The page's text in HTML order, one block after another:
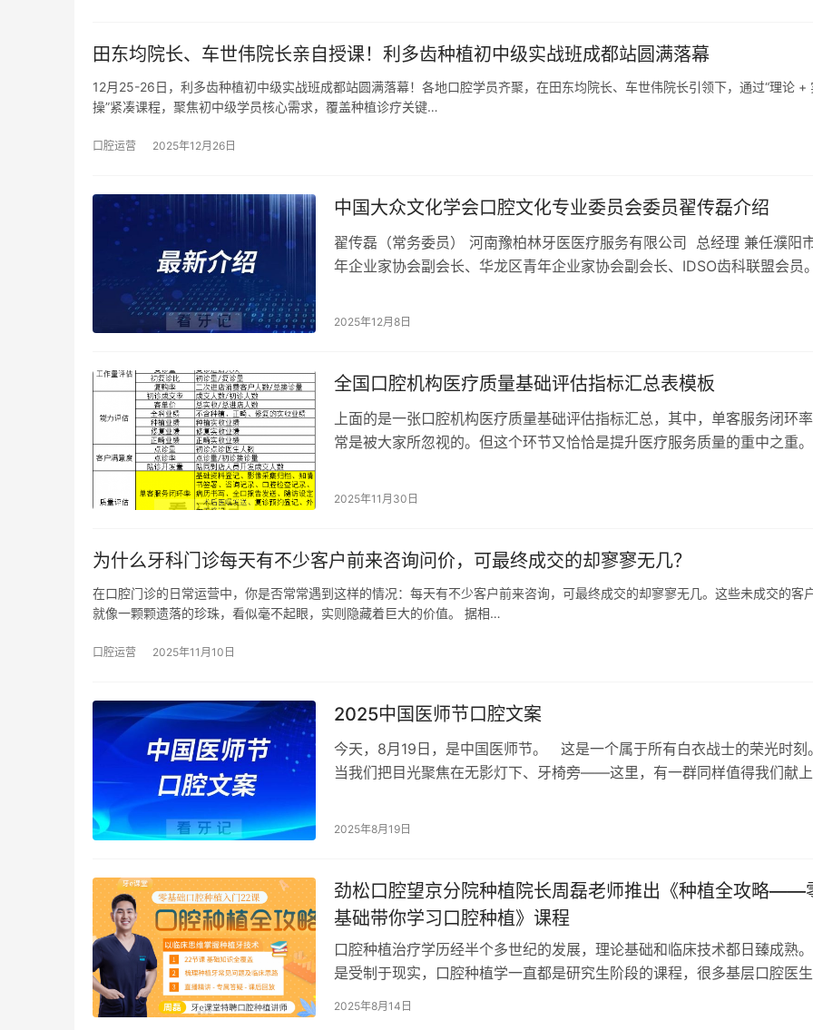
田东均院长、车世伟院长亲自授课！利多齿种植初中级实战班成都站圆满落幕
12月25-26日，利多齿种植初中级实战班成都站圆满落幕！各地口腔学员齐聚，在田东均院长、车世伟院长引领下，通过“理论 +
操”紧凑课程，聚焦初中级学员核心需求，覆盖种植诊疗关键…
口腔运营 2025年12月26日
中国大众文化学会口腔文化专业委员会委员翟传磊介绍
翟传磊（常务委员） 河南豫柏林牙医医疗服务有限公司 总经理 兼任濮阳
年企业家协会副会长、华龙区青年企业家协会副会长、IDSO齿科联盟会员
2025年12月8日
全国口腔机构医疗质量基础评估指标汇总表模板
上面的是一张口腔机构医疗质量基础评估指标汇总，其中，单客服务闭环
常是被大家所忽视的。但这个环节又恰恰是提升医疗服务质量的重中之重
2025年11月30日
为什么牙科门诊每天有不少客户前来咨询问价，可最终成交的却寥寥无几？
在口腔门诊的日常运营中，你是否常常遇到这样的情况：每天有不少客户前来咨询，可最终成交的却寥寥无几。这些未成交的客
就像一颗颗遗落的珍珠，看似毫不起眼，实则隐藏着巨大的价值。 据相…
口腔运营 2025年11月10日
2025中国医师节口腔文案
今天，8月19日，是中国医师节。 这是一个属于所有白衣战士的荣光时
当我们把目光聚焦在无影灯下、牙椅旁——这里，有一群同样值得我们献
2025年8月19日
劲松口腔望京分院种植院长周磊老师推出《种植全攻略——
基础带你学习口腔种植》课程
口腔种植治疗学历经半个多世纪的发展，理论基础和临床技术都日臻成熟
是受制于现实，口腔种植学一直都是研究生阶段的课程，很多基层口腔医
大学阶段都没有进行系统学习，工作中也只是略有…
2025年8月14日